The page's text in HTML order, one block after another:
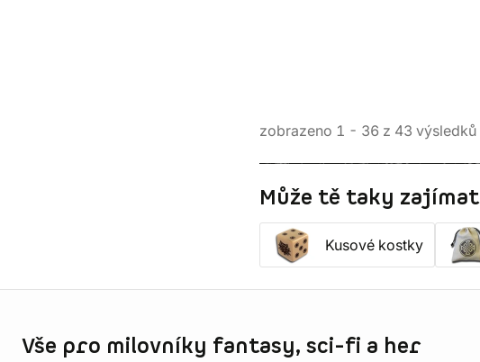
zobrazeno 1 - 36 z 43 výsledků
Může tě taky zajímat
Kusové kostky
Vše pro milovníky fantasy, sci-fi a her